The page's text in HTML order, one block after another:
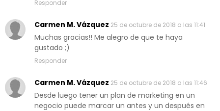
Responder
Carmen M. Vázquez 25 de octubre de 2018 a las 11:41
Muchas gracias!! Me alegro de que te haya
gustado ;)
Responder
Carmen M. Vázquez 25 de octubre de 2018 a las 11:46
Desde luego tener un plan de marketing en un
negocio puede marcar un antes y un después en